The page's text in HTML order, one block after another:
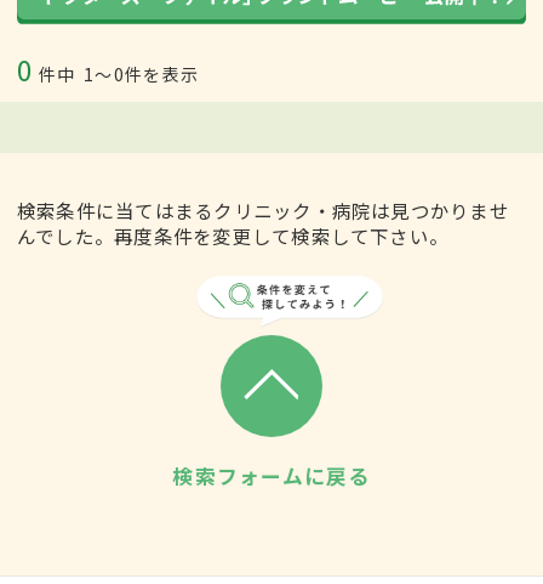
0 件中 1〜0件を表示
検索条件に当てはまるクリニック・病院は見つかりませ
んでした。再度条件を変更して検索して下さい。
検索フォームに戻る